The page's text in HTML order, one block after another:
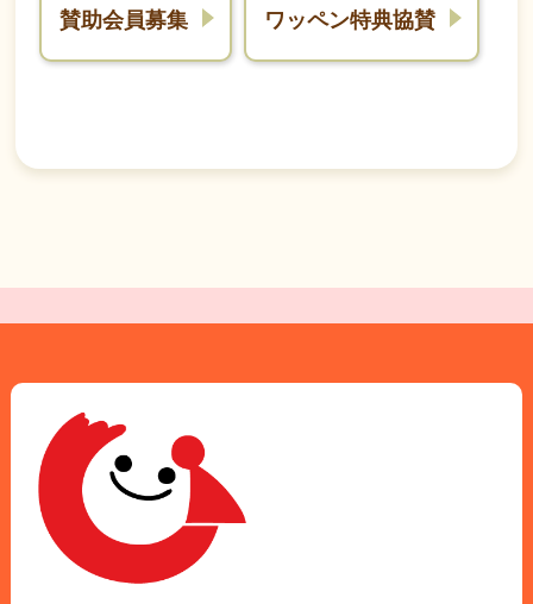
賛助会員募集 ワッペン特典協賛